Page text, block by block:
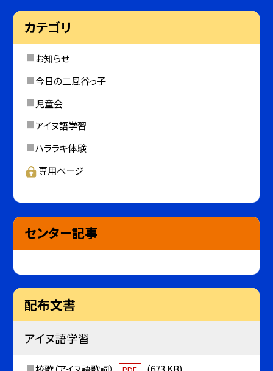
カテゴリ
お知らせ
今日の二風谷っ子
児童会
アイヌ語学習
ハララキ体験
専用ページ
センター記事
配布文書
アイヌ語学習